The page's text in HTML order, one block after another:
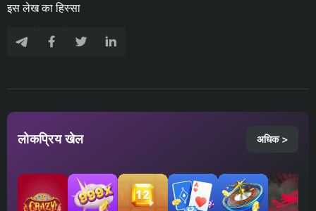
इस लेख का हिस्सा
लोकप्रिय खेल अधिक >